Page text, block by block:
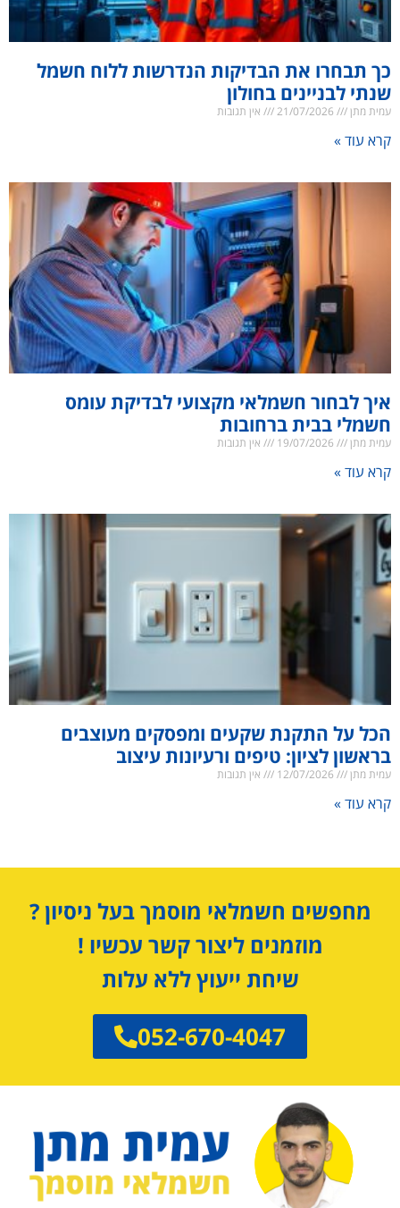
כך תבחרו את הבדיקות הנדרשות ללוח חשמל
שנתי לבניינים בחולון
עמית מתן 21/07/2026 אין תגובות
קרא עוד »
איך לבחור חשמלאי מקצועי לבדיקת עומס
חשמלי בבית ברחובות
עמית מתן 19/07/2026 אין תגובות
קרא עוד »
הכל על התקנת שקעים ומפסקים מעוצבים
בראשון לציון: טיפים ורעיונות עיצוב
עמית מתן 12/07/2026 אין תגובות
קרא עוד »
מחפשים חשמלאי מוסמך בעל ניסיון ?
מוזמנים ליצור קשר עכשיו !
שיחת ייעוץ ללא עלות
052-670-4047